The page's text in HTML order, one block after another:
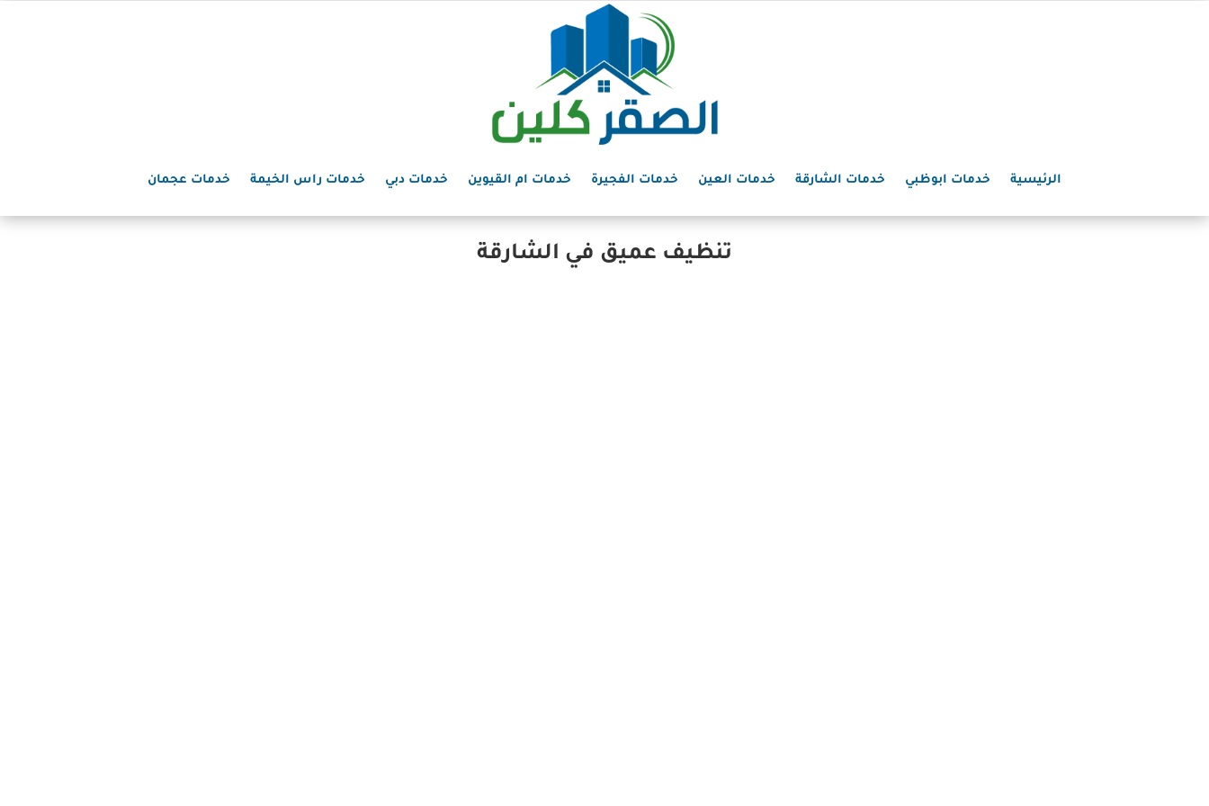
الرئيسية خدمات ابوظبي خدمات الشارقة خدمات العين خدمات الفجيرة خدمات ام القيوين خدمات دبي خدمات راس الخيمة خدمات عجمان
تنظيف عميق في الشارقة